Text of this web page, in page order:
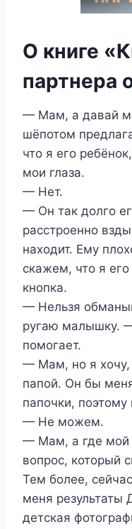
О книге
партнера
— Мам, а давай
шёпотом
что я его
мои глаза.
— Нет.
— Он так долго
расстроенно
находит. Ему
скажем, что я
кнопка.
— Нельзя
ругаю малышку.
помогает.
— Мам, но я
папой. Он бы
папочки,
— Не можем.
— Мам, а где мой
вопрос, который
Тем более,
меня результаты
детская